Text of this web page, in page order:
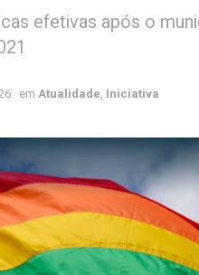
efetivas após o
em Atualidade, Iniciativa